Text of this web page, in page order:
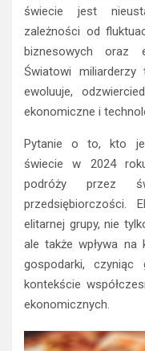
świecie jest
zależności od
biznesowych oraz
Światowi miliarderzy
ewoluuje,
ekonomiczne i
Pytanie o to, kto
świecie w 2024
podróży przez
przedsiębiorczości.
elitarnej grupy, nie
ale także wpływa na
gospodarki,
kontekście
ekonomicznych.